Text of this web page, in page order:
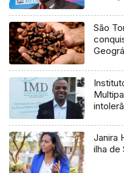
São
Janira
ilha de